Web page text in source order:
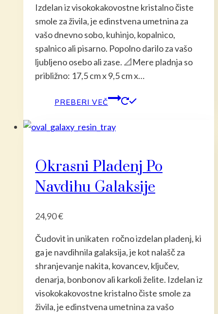
Izdelan iz visokokakovostne kristalno čiste
smole za živila, je edinstvena umetnina za
vašo dnevno sobo, kuhinjo, kopalnico,
spalnico ali pisarno. Popolno darilo za vašo
ljubljeno osebo ali zase. 📐Mere pladnja so
približno: 17,5 cm x 9,5 cm x…
PREBERI VEČ
Okrasni Pladenj Po
Navdihu Galaksije
24,90€
Čudovit in unikaten ročno izdelan pladenj, ki
ga je navdihnila galaksija, je kot nalašč za
shranjevanje nakita, kovancev, ključev,
denarja, bonbonov ali karkoli želite. Izdelan iz
visokokakovostne kristalno čiste smole za
živila, je edinstvena umetnina za vašo